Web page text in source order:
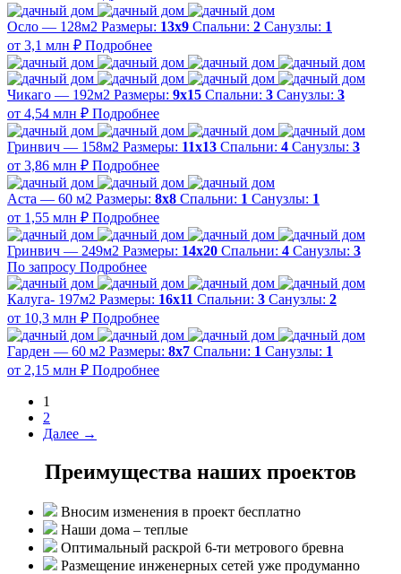
Осло — 128м2 Размеры: 13х9 Спальни: 2 Санузлы: 1
от 3,1 млн ₽ Подробнее
Чикаго — 192м2 Размеры: 9х15 Спальни: 3 Санузлы: 3
от 4,54 млн ₽ Подробнее
Гринвич — 158м2 Размеры: 11x13 Спальни: 4 Санузлы: 3
от 3,86 млн ₽ Подробнее
Аста — 60 м2 Размеры: 8х8 Спальни: 1 Санузлы: 1
от 1,55 млн ₽ Подробнее
Гринвич — 249м2 Размеры: 14х20 Спальни: 4 Санузлы: 3
По запросу Подробнее
Калуга- 197м2 Размеры: 16х11 Спальни: 3 Санузлы: 2
от 10,3 млн ₽ Подробнее
Гарден — 60 м2 Размеры: 8х7 Спальни: 1 Санузлы: 1
от 2,15 млн ₽ Подробнее
1
2
Далее →
Преимущества наших проектов
Вносим изменения в проект бесплатно
Наши дома – теплые
Оптимальный раскрой 6-ти метрового бревна
Размещение инженерных сетей уже продуманно